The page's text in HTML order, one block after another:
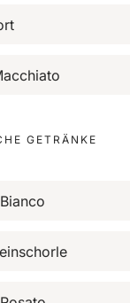
GETRÄNKE